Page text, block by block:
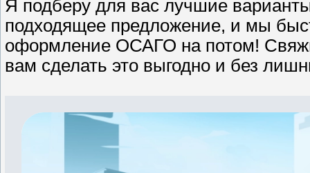
Я подберу для вас лучшие
подходящее предложение, и мы
оформление ОСАГО на потом!
вам сделать это выгодно и без